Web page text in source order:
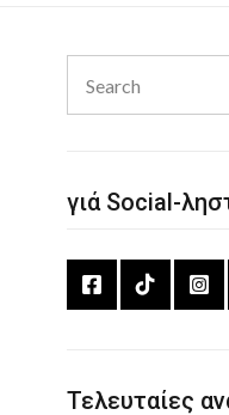
for:
γιά Social-
Τελευταίες